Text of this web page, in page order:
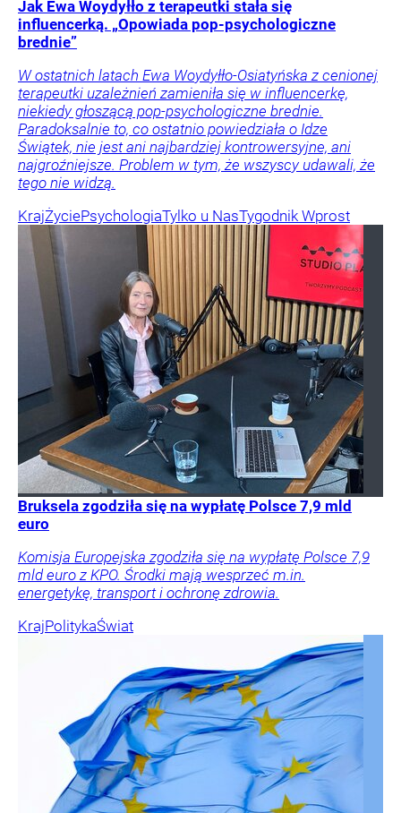
Jak Ewa Woydyłło z terapeutki stała się
influencerką. „Opowiada pop-psychologiczne
brednie”
W ostatnich latach Ewa Woydyłło-Osiatyńska z cenionej
terapeutki uzależnień zamieniła się w influencerkę,
niekiedy głoszącą pop-psychologiczne brednie.
Paradoksalnie to, co ostatnio powiedziała o Idze
Świątek, nie jest ani najbardziej kontrowersyjne, ani
najgroźniejsze. Problem w tym, że wszyscy udawali, że
tego nie widzą.
KrajŻyciePsychologiaTylko u NasTygodnik Wprost
Bruksela zgodziła się na wypłatę Polsce 7,9 mld
euro
Komisja Europejska zgodziła się na wypłatę Polsce 7,9
mld euro z KPO. Środki mają wesprzeć m.in.
energetykę, transport i ochronę zdrowia.
KrajPolitykaŚwiat